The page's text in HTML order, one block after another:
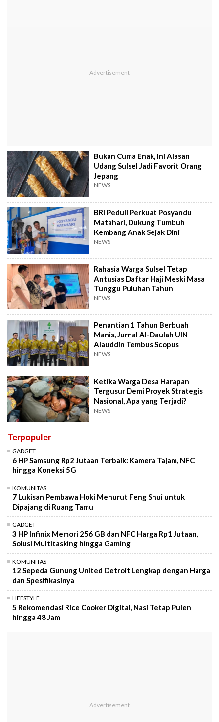
Bukan Cuma Enak, Ini Alasan
Udang Sulsel Jadi Favorit Orang
Jepang
NEWS
BRI Peduli Perkuat Posyandu
Matahari, Dukung Tumbuh
Kembang Anak Sejak Dini
NEWS
Rahasia Warga Sulsel Tetap
Antusias Daftar Haji Meski Masa
Tunggu Puluhan Tahun
NEWS
Penantian 1 Tahun Berbuah
Manis, Jurnal Al-Daulah UIN
Alauddin Tembus Scopus
NEWS
Ketika Warga Desa Harapan
Tergusur Demi Proyek Strategis
Nasional, Apa yang Terjadi?
NEWS
Terpopuler
GADGET
6 HP Samsung Rp2 Jutaan Terbaik: Kamera Tajam, NFC
hingga Koneksi 5G
KOMUNITAS
7 Lukisan Pembawa Hoki Menurut Feng Shui untuk
Dipajang di Ruang Tamu
GADGET
3 HP Infinix Memori 256 GB dan NFC Harga Rp1 Jutaan,
Solusi Multitasking hingga Gaming
KOMUNITAS
12 Sepeda Gunung United Detroit Lengkap dengan Harga
dan Spesifikasinya
LIFESTYLE
5 Rekomendasi Rice Cooker Digital, Nasi Tetap Pulen
hingga 48 Jam